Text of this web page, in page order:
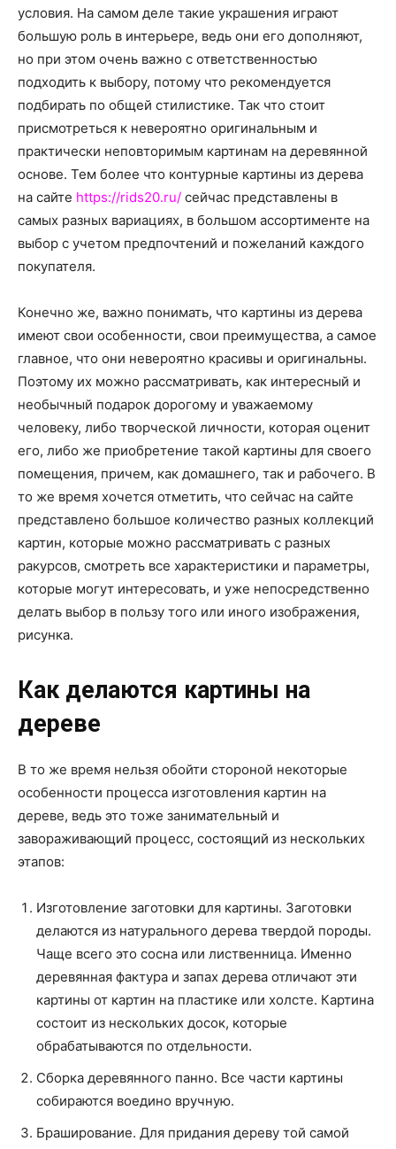
условия. На самом деле такие украшения играют
большую роль в интерьере, ведь они его дополняют,
но при этом очень важно с ответственностью
подходить к выбору, потому что рекомендуется
подбирать по общей стилистике. Так что стоит
присмотреться к невероятно оригинальным и
практически неповторимым картинам на деревянной
основе. Тем более что контурные картины из дерева
на сайте https://rids20.ru/ сейчас представлены в
самых разных вариациях, в большом ассортименте на
выбор с учетом предпочтений и пожеланий каждого
покупателя.
Конечно же, важно понимать, что картины из дерева
имеют свои особенности, свои преимущества, а самое
главное, что они невероятно красивы и оригинальны.
Поэтому их можно рассматривать, как интересный и
необычный подарок дорогому и уважаемому
человеку, либо творческой личности, которая оценит
его, либо же приобретение такой картины для своего
помещения, причем, как домашнего, так и рабочего. В
то же время хочется отметить, что сейчас на сайте
представлено большое количество разных коллекций
картин, которые можно рассматривать с разных
ракурсов, смотреть все характеристики и параметры,
которые могут интересовать, и уже непосредственно
делать выбор в пользу того или иного изображения,
рисунка.
Как делаются картины на
дереве
В то же время нельзя обойти стороной некоторые
особенности процесса изготовления картин на
дереве, ведь это тоже занимательный и
завораживающий процесс, состоящий из нескольких
этапов:
Изготовление заготовки для картины. Заготовки
делаются из натурального дерева твердой породы.
Чаще всего это сосна или лиственница. Именно
деревянная фактура и запах дерева отличают эти
картины от картин на пластике или холсте. Картина
состоит из нескольких досок, которые
обрабатываются по отдельности.
Сборка деревянного панно. Все части картины
собираются воедино вручную.
Браширование. Для придания дереву той самой